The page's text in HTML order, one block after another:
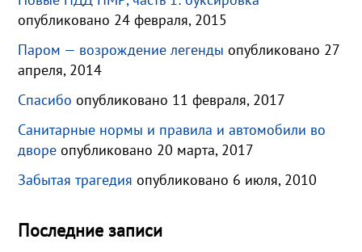
опубликовано 24 февраля, 2015
Паром — возрождение легенды опубликовано 27
апреля, 2014
Спасибо опубликовано 11 февраля, 2017
Санитарные нормы и правила и автомобили во
дворе опубликовано 20 марта, 2017
Забытая трагедия опубликовано 6 июля, 2010
Последние записи